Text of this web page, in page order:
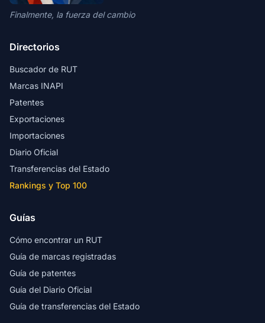
Finalmente, la fuerza del cambio
Directorios
Buscador de RUT
Marcas INAPI
Patentes
Exportaciones
Importaciones
Diario Oficial
Transferencias del Estado
Rankings y Top 100
Guías
Cómo encontrar un RUT
Guía de marcas registradas
Guía de patentes
Guía del Diario Oficial
Guía de transferencias del Estado